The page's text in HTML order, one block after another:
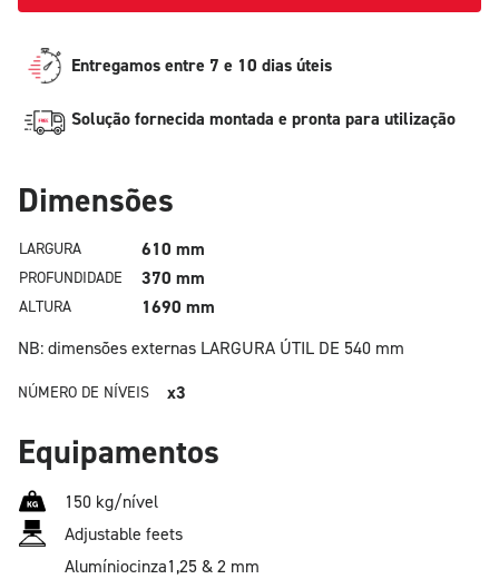
Entregamos entre 7 e 10 dias úteis
Solução fornecida montada e pronta para utilização
Dimensões
LARGURA 610 mm
PROFUNDIDADE 370 mm
ALTURA
1690 mm
NB: dimensões externas LARGURA ÚTIL DE 540 mm
NÚMERO DE NÍVEIS x3
Equipamentos
150 kg/nível
Adjustable feets
Alumíniocinza1,25 & 2 mm